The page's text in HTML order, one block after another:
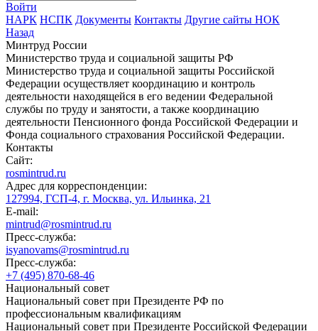
Войти
НАРК НСПК Документы Контакты Другие сайты НОК
Назад
Минтруд России
Министерство труда и социальной защиты РФ
Министерство труда и социальной защиты Российской
Федерации осуществляет координацию и контроль
деятельности находящейся в его ведении Федеральной
службы по труду и занятости, а также координацию
деятельности Пенсионного фонда Российской Федерации и
Фонда социального страхования Российской Федерации.
Контакты
Сайт:
rosmintrud.ru
Адрес для корреспонденции:
127994, ГСП-4, г. Москва, ул. Ильинка, 21
E-mail:
mintrud@rosmintrud.ru
Пресс-служба:
isyanovams@rosmintrud.ru
Пресс-служба:
+7 (495) 870-68-46
Национальный совет
Национальный совет при Президенте РФ по
профессиональным квалификациям
Национальный совет при Президенте Российской Федерации